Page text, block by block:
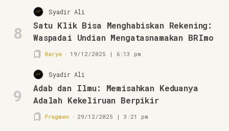
8
Syadir Ali
Satu Klik Bisa Menghabiskan Rekening:
Waspadai Undian Mengatasnamakan BRImo
Karya 19/12/2025 | 6:13 pm
9
Syadir Ali
Adab dan Ilmu: Memisahkan Keduanya
Adalah Kekeliruan Berpikir
Fragmen 29/12/2025 | 3:21 pm